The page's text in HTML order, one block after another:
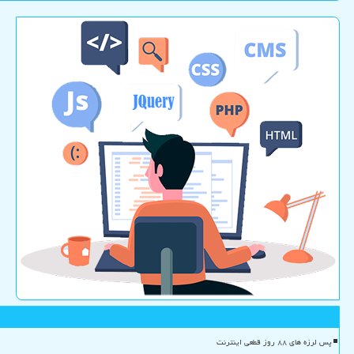
پس لرزه های ۸۸ روز قطعی اینترنت